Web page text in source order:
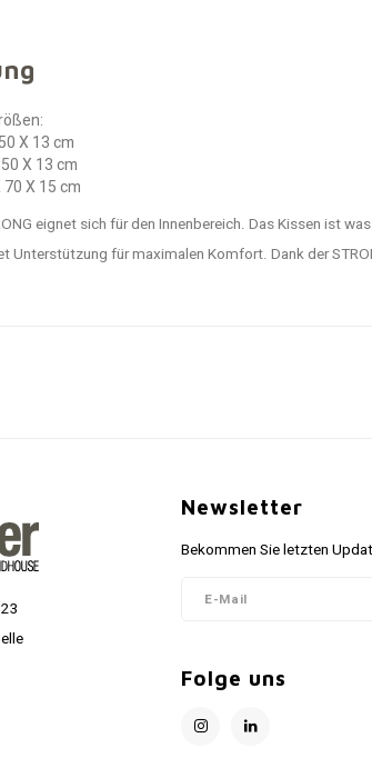
X 13 cm
X 13 cm
70 X 15 cm
eignet sich für den Innenbereich. Das Kissen ist
Unterstützung für maximalen Komfort. Dank der
Newsletter
Bekommen Sie letzten
Folge uns